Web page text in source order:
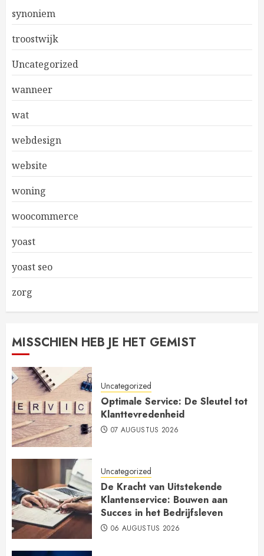
synoniem
troostwijk
Uncategorized
wanneer
wat
webdesign
website
woning
woocommerce
yoast
yoast seo
zorg
MISSCHIEN HEB JE HET GEMIST
Uncategorized
Optimale Service: De Sleutel tot
Klanttevredenheid
07 AUGUSTUS 2026
Uncategorized
De Kracht van Uitstekende
Klantenservice: Bouwen aan
Succes in het Bedrijfsleven
06 AUGUSTUS 2026